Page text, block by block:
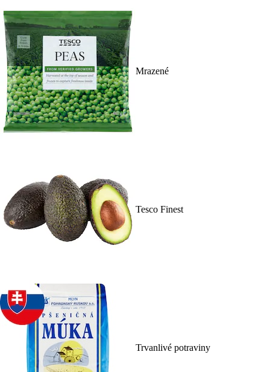
Mrazené
Tesco Finest
Trvanlivé potraviny